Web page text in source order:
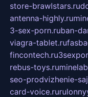
store-brawlstars.ru
antenna-highly.ru
3-sex-porn.ruban-
viagra-tablet.ru
fincontech.ru
rebus-toys.ru
seo-prodvizhenie-
card-voice.ru